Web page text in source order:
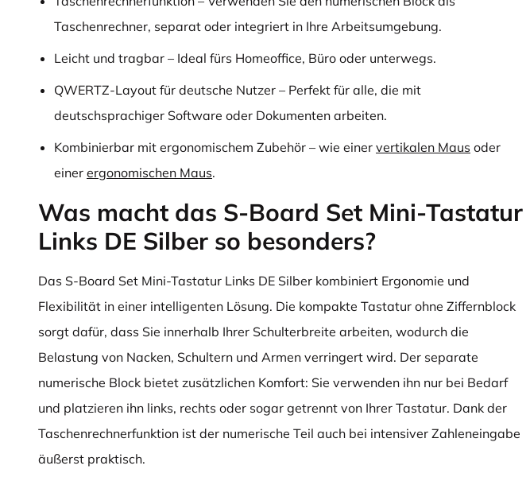
Taschenrechner, separat oder integriert in Ihre Arbeitsumgebung.
Leicht und tragbar – Ideal fürs Homeoffice, Büro oder unterwegs.
QWERTZ-Layout für deutsche Nutzer – Perfekt für alle, die mit
deutschsprachiger Software oder Dokumenten arbeiten.
Kombinierbar mit ergonomischem Zubehör – wie einer vertikalen Maus oder
einer ergonomischen Maus.
Was macht das S-Board Set Mini-Tastatur
Links DE Silber so besonders?
Das S-Board Set Mini-Tastatur Links DE Silber kombiniert Ergonomie und
Flexibilität in einer intelligenten Lösung. Die kompakte Tastatur ohne Ziffernblock
sorgt dafür, dass Sie innerhalb Ihrer Schulterbreite arbeiten, wodurch die
Belastung von Nacken, Schultern und Armen verringert wird. Der separate
numerische Block bietet zusätzlichen Komfort: Sie verwenden ihn nur bei Bedarf
und platzieren ihn links, rechts oder sogar getrennt von Ihrer Tastatur. Dank der
Taschenrechnerfunktion ist der numerische Teil auch bei intensiver Zahleneingabe
äußerst praktisch.